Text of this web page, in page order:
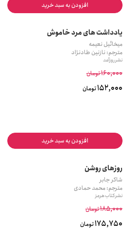
افزودن به سبد خرید
یادداشت های مرد خاموش
میخائیل نعیمه
مترجم: نازنین طادنژاد
نشر روزآمد
160,000تومان
152,000تومان
افزودن به سبد خرید
روزهای روشن
شاکر جابر
مترجم: محمد حمادی
نشر کتاب هرمز
185,000تومان
175,750تومان